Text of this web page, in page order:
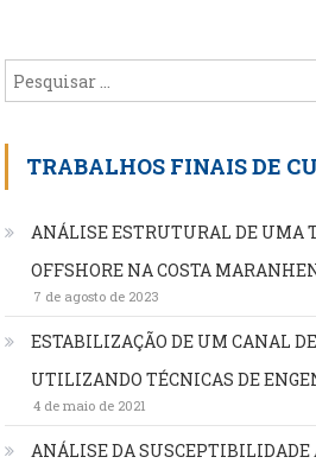
TRABALHOS FINAIS DE
ANÁLISE ESTRUTURAL DE UMA
OFFSHORE NA COSTA
7 de agosto de 2023
ESTABILIZAÇÃO DE UM CANAL
UTILIZANDO TÉCNICAS DE
4 de maio de 2021
ANÁLISE DA